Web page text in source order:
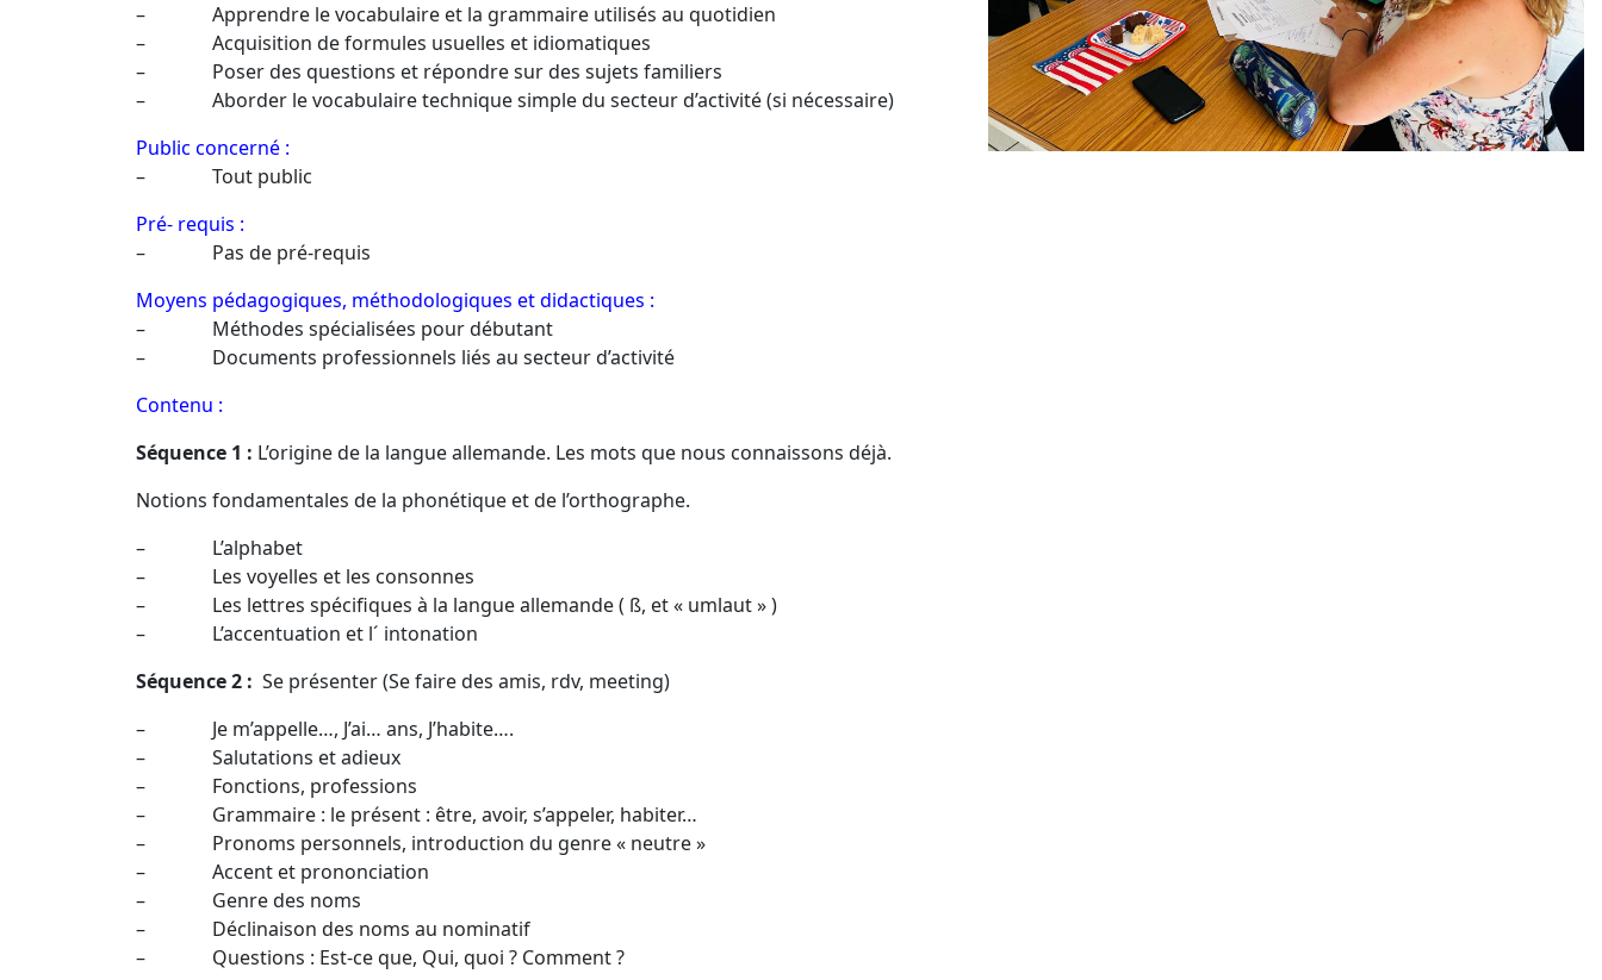
– Apprendre le vocabulaire et la grammaire utilisés au quotidien
– Acquisition de formules usuelles et idiomatiques
– Poser des questions et répondre sur des sujets familiers
– Aborder le vocabulaire technique simple du secteur d’activité (si nécessaire)
Public concerné :
– Tout public
Pré- requis :
– Pas de pré-requis
Moyens pédagogiques, méthodologiques et didactiques :
– Méthodes spécialisées pour débutant
– Documents professionnels liés au secteur d’activité
Contenu :
Séquence 1 : L’origine de la langue allemande. Les mots que nous connaissons déjà.
Notions fondamentales de la phonétique et de l’orthographe.
– L’alphabet
– Les voyelles et les consonnes
– Les lettres spécifiques à la langue allemande ( ß, et « umlaut » )
– L’accentuation et l´ intonation
Séquence 2 : Se présenter (Se faire des amis, rdv, meeting)
– Je m’appelle…, J’ai… ans, J’habite….
– Salutations et adieux
– Fonctions, professions
– Grammaire : le présent : être, avoir, s’appeler, habiter…
– Pronoms personnels, introduction du genre « neutre »
– Accent et prononciation
– Genre des noms
– Déclinaison des noms au nominatif
– Questions : Est-ce que, Qui, quoi ? Comment ?